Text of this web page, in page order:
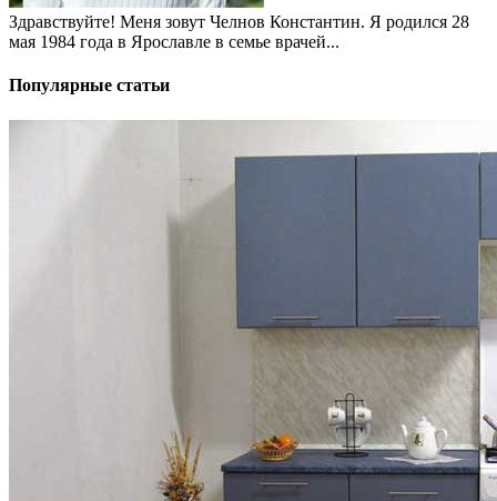
Здравствуйте! Меня зовут Челнов Константин. Я родился 28
мая 1984 года в Ярославле в семье врачей...
Популярные статьи